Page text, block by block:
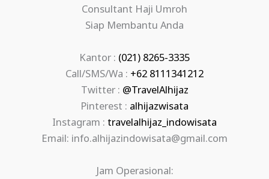
Consultant Haji Umroh
Siap Membantu Anda
Kantor : (021) 8265-3335
Call/SMS/Wa : +62 8111341212
Twitter : @TravelAlhijaz
Pinterest : alhijazwisata
Instagram : travelalhijaz_indowisata
Email: info.alhijazindowisata@gmail.com
Jam Operasional: